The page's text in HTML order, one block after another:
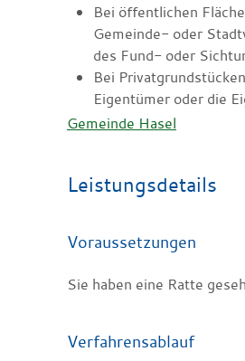
Bei öffentlichen
Gemeinde- oder
des Fund- oder
Bei
Eigentümer oder die
Gemeinde Hasel
Leistungsdetails
Voraussetzungen
Sie haben eine Ratte
Verfahrensablauf